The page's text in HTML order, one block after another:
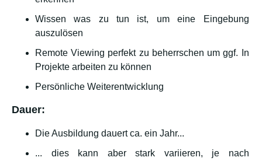
Wissen was zu tun ist, um eine Eingebung
auszulösen
Remote Viewing perfekt zu beherrschen um ggf. In
Projekte arbeiten zu können
Persönliche Weiterentwicklung
Dauer:
Die Ausbildung dauert ca. ein Jahr...
... dies kann aber stark variieren, je nach